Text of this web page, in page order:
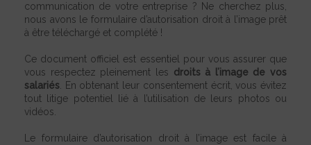
communication de votre entreprise ? Ne cherchez plus,
nous avons le formulaire d’autorisation droit à l’image prêt
à être téléchargé et complété !
Ce document officiel est essentiel pour vous assurer que
vous respectez pleinement les droits à l’image de vos
salariés. En obtenant leur consentement écrit, vous évitez
tout litige potentiel lié à l’utilisation de leurs photos ou
vidéos.
Le formulaire d’autorisation droit à l’image est facile à